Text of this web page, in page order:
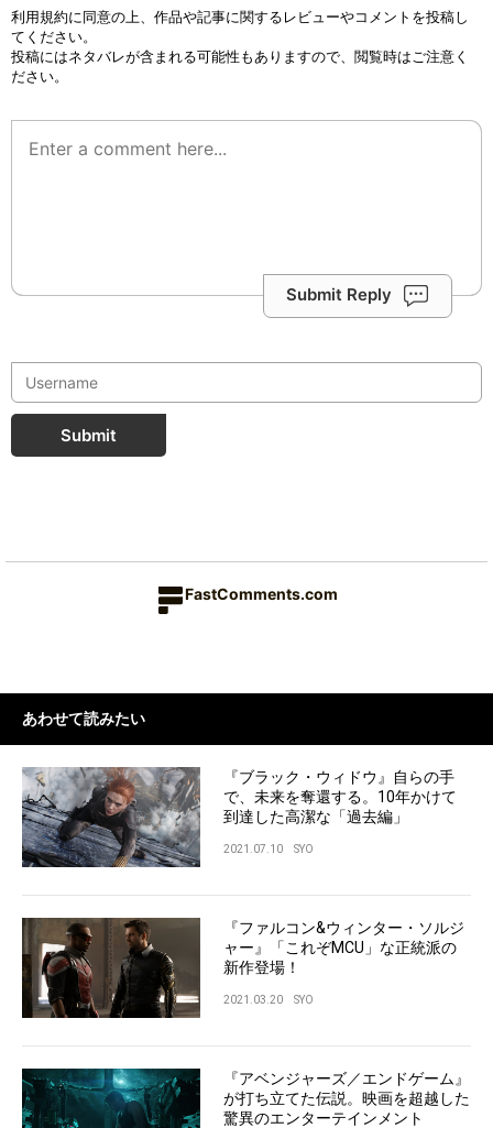
利用規約に同意の上、作品や記事に関するレビューやコメントを投稿し
てください。
投稿にはネタバレが含まれる可能性もありますので、閲覧時はご注意く
ださい。
Submit Reply
Submit
FastComments.com
あわせて読みたい
『ブラック・ウィドウ』自らの手
で、未来を奪還する。10年かけて
到達した高潔な「過去編」
2021.07.10 SYO
『ファルコン&ウィンター・ソルジ
ャー』「これぞMCU」な正統派の
新作登場！
2021.03.20 SYO
『アベンジャーズ／エンドゲーム』
が打ち立てた伝説。映画を超越した
驚異のエンターテインメント